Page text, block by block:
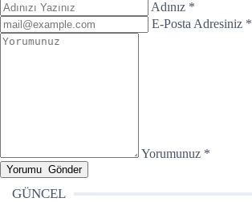
Adınız *
E-Posta Adresiniz *
Yorumunuz *
GÜNCEL